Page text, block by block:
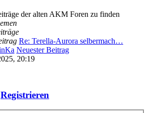
der alten AKM Foren zu finden
Re: Terella-Aurora selbermach…
Neuester Beitrag
20:19
Registrieren